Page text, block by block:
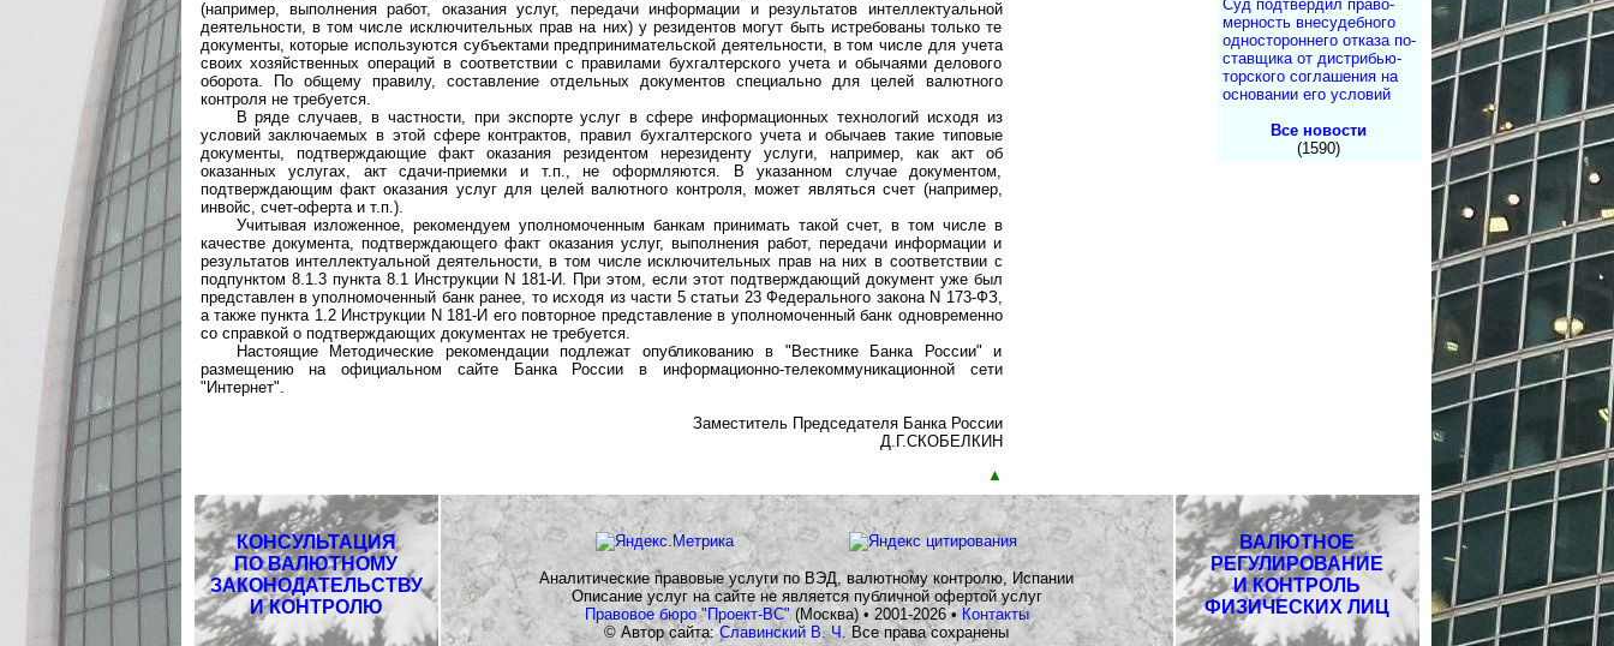
(например, выполнения работ, оказания услуг, передачи информации и результатов интеллектуальной
деятельности, в том числе исключительных прав на них) у резидентов могут быть истребованы только те
документы, которые используются субъектами предпринимательской деятельности, в том числе для учета
своих хозяйственных операций в соответствии с правилами бухгалтерского учета и обычаями делового
оборота. По общему правилу, составление отдельных документов специально для целей валютного
контроля не требуется.
В ряде случаев, в частности, при экспорте услуг в сфере информационных технологий исходя из
условий заключаемых в этой сфере контрактов, правил бухгалтерского учета и обычаев такие типовые
документы, подтверждающие факт оказания резидентом нерезиденту услуги, например, как акт об
оказанных услугах, акт сдачи-приемки и т.п., не оформляются. В указанном случае документом,
подтверждающим факт оказания услуг для целей валютного контроля, может являться счет (например,
инвойс, счет-оферта и т.п.).
Учитывая изложенное, рекомендуем уполномоченным банкам принимать такой счет, в том числе в
качестве документа, подтверждающего факт оказания услуг, выполнения работ, передачи информации и
результатов интеллектуальной деятельности, в том числе исключительных прав на них в соответствии с
подпунктом 8.1.3 пункта 8.1 Инструкции N 181-И. При этом, если этот подтверждающий документ уже был
представлен в уполномоченный банк ранее, то исходя из части 5 статьи 23 Федерального закона N 173-ФЗ,
а также пункта 1.2 Инструкции N 181-И его повторное представление в уполномоченный банк одновременно
со справкой о подтверждающих документах не требуется.
Настоящие Методические рекомендации подлежат опубликованию в "Вестнике Банка России" и
размещению на официальном сайте Банка России в информационно-телекоммуникационной сети
"Интернет".
Заместитель Председателя Банка России
Д.Г.СКОБЕЛКИН
▲
Суд под­твер­дил пра­во­
мер­ность вне­су­деб­ного
од­но­сто­рон­не­го от­ка­за по­
с­тав­щика от дист­ри­бь­ю­
тор­с­ко­го со­г­ла­ше­ния на
ос­но­ва­нии его ус­ло­вий
Все новости
(1590)
КОНСУЛЬТАЦИЯ
ПО ВАЛЮТНОМУ
ЗАКОНОДАТЕЛЬСТВУ
И КОНТРОЛЮ
Аналитические правовые услуги по ВЭД, валютному контролю, Испании
Описание услуг на сайте не является публичной офертой услуг
Правовое бюро "Проект-ВС"(Москва) • 2001-2026 • Контакты
© Автор сайта:Славинский В. Ч.Все права сохранены
ВАЛЮТНОЕ
РЕГУЛИРОВАНИЕ
И КОНТРОЛЬ
ФИЗИЧЕСКИХ ЛИЦ